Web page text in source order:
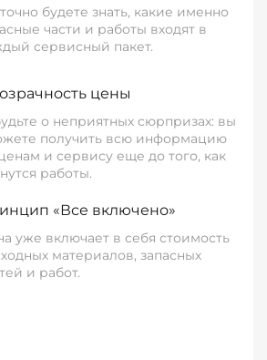
будете знать, какие именно
части и работы входят в
сервисный пакет.
цены
о неприятных сюрпризах: вы
получить всю информацию
и сервису еще до того, как
работы.
«Все включено»
уже включает в себя стоимость
материалов, запасных
и работ.